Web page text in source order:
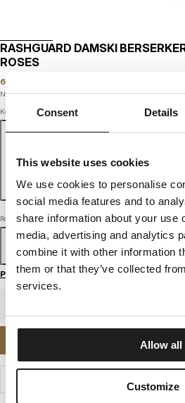
Consent Details
This website uses cookies
We use cookies to personalise
social media features and to
share information about your use
media, advertising and analytics
combine it with other information
them or that they’ve collected
services.
Allow all
Customize
RASHGUARD DAMSKI
ROSES
69
Najniższa cena w okresie ostatnich 30 dni: 69 PLN
Kolor: black
Rozmiar
M L XL
Przewodnik po rozmiarach
POWIADOM MNIE O